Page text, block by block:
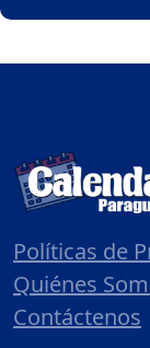
Políticas de
Quiénes
Contáctenos